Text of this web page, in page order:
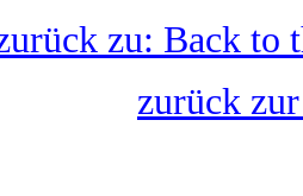
zu: Back to
zurück